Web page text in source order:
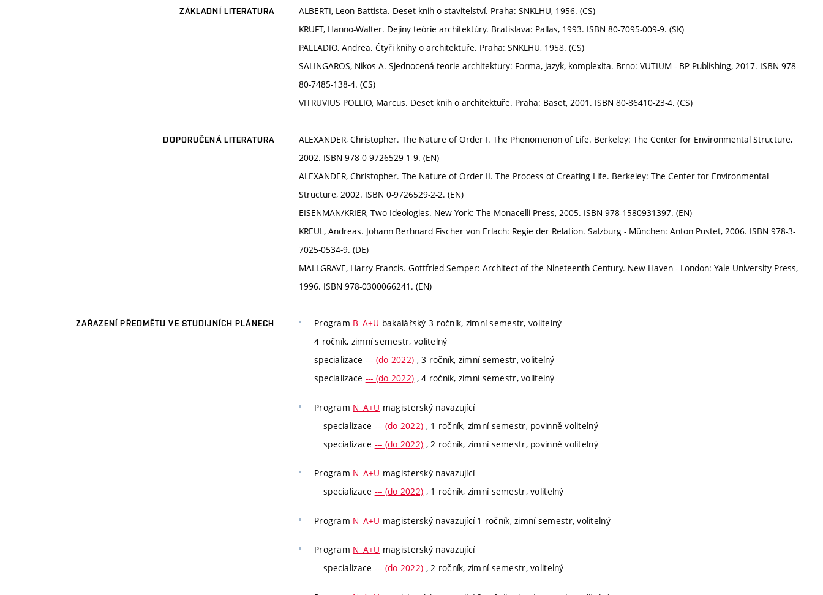
ZÁKLADNÍ LITERATURA
ALBERTI, Leon Battista. Deset knih o stavitelství. Praha: SNKLHU, 1956. (CS)
KRUFT, Hanno-Walter. Dejiny teórie architektúry. Bratislava: Pallas, 1993. ISBN 80-7095-009-9. (SK)
PALLADIO, Andrea. Čtyři knihy o architektuře. Praha: SNKLHU, 1958. (CS)
SALINGAROS, Nikos A. Sjednocená teorie architektury: Forma, jazyk, komplexita. Brno: VUTIUM - BP Publishing, 2017. ISBN 978-
80-7485-138-4. (CS)
VITRUVIUS POLLIO, Marcus. Deset knih o architektuře. Praha: Baset, 2001. ISBN 80-86410-23-4. (CS)
DOPORUČENÁ LITERATURA
ALEXANDER, Christopher. The Nature of Order I. The Phenomenon of Life. Berkeley: The Center for Environmental Structure,
2002. ISBN 978-0-9726529-1-9. (EN)
ALEXANDER, Christopher. The Nature of Order II. The Process of Creating Life. Berkeley: The Center for Environmental
Structure, 2002. ISBN 0-9726529-2-2. (EN)
EISENMAN/KRIER, Two Ideologies. New York: The Monacelli Press, 2005. ISBN 978-1580931397. (EN)
KREUL, Andreas. Johann Berhnard Fischer von Erlach: Regie der Relation. Salzburg - München: Anton Pustet, 2006. ISBN 978-3-
7025-0534-9. (DE)
MALLGRAVE, Harry Francis. Gottfried Semper: Architect of the Nineteenth Century. New Haven - London: Yale University Press,
1996. ISBN 978-0300066241. (EN)
ZAŘAZENÍ PŘEDMĚTU VE STUDIJNÍCH PLÁNECH Program B_A+U bakalářský 3 ročník, zimní semestr, volitelný
4 ročník, zimní semestr, volitelný
specializace --- (do 2022) , 3 ročník, zimní semestr, volitelný
specializace --- (do 2022) , 4 ročník, zimní semestr, volitelný
Program N_A+U magisterský navazující
specializace --- (do 2022) , 1 ročník, zimní semestr, povinně volitelný
specializace --- (do 2022) , 2 ročník, zimní semestr, povinně volitelný
Program N_A+U magisterský navazující
specializace --- (do 2022) , 1 ročník, zimní semestr, volitelný
Program N_A+U magisterský navazující 1 ročník, zimní semestr, volitelný
Program N_A+U magisterský navazující
specializace --- (do 2022) , 2 ročník, zimní semestr, volitelný